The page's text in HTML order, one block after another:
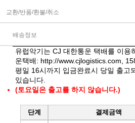
교환/반품/환불/취소
배송정보
유럽악기는 CJ 대한통운 택배를 이용
운택배: http://www.cjlogistics.com,
평일 16시까지 입금완료시 당일 출고
있습니다.
(토요일은 출고를 하지 않습니다.)
단계 결제금액